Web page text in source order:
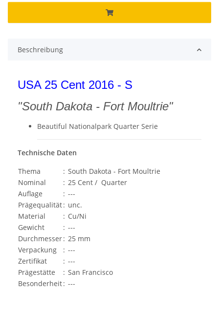
Beschreibung
USA 25 Cent 2016 - S
"South Dakota - Fort Moultrie"
Beautiful Nationalpark Quarter Serie
Technische Daten
Thema
: South Dakota - Fort Moultrie
Nominal
: 25 Cent / Quarter
Auflage
: ---
Prägequalität: unc.
Material
: Cu/Ni
Gewicht
: ---
Durchmesser: 25 mm
Verpackung
: ---
Zertifikat
: ---
Prägestätte
: San Francisco
Besonderheit: ---